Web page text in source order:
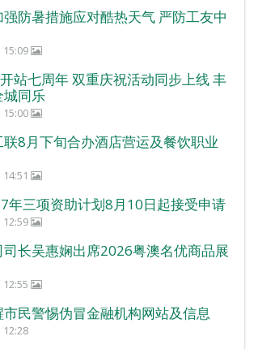
防暑措施应对酷热天气 严防工友中
15:09
站七周年 双重庆祝活动同步上线 丰
同乐
15:00
8月下旬合办酒店营运及餐饮职业
年三项资助计划8月10日起接受申请
12:59
长吴惠娴出席2026粤澳名优商品展
民警惕伪冒金融机构网站及信息